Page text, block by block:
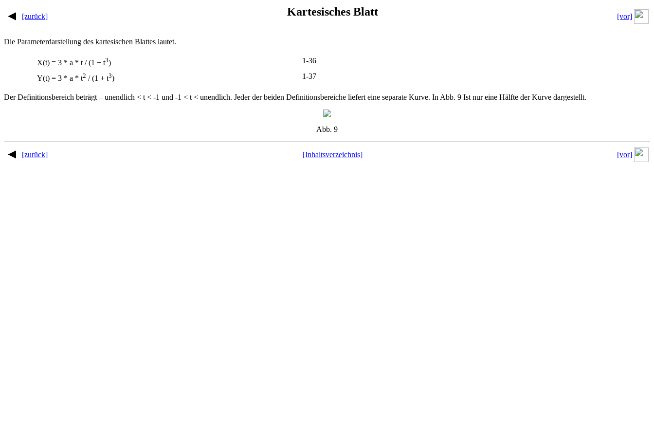
[zurück] Kartesisches Blatt [vor]
Die Parameterdarstellung des kartesischen Blattes lautet.
X(t) = 3 * a * t / (1 + t3) 1-36
Y(t) = 3 * a * t2 / (1 + t3) 1-37
Der Definitionsbereich beträgt – unendlich < t < -1 und -1 < t < unendlich. Jeder der beiden Definitionsbereiche liefert eine separate Kurve. In Abb. 9 Ist nur eine Hälfte der Kurve dargestellt.
Abb. 9
[zurück] [Inhaltsverzeichnis] [vor]